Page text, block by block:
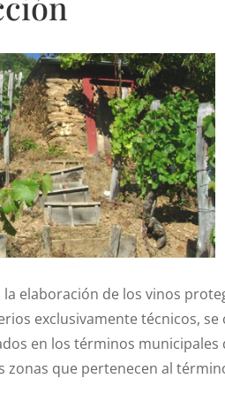
elaboración de los vinos
exclusivamente técnicos,
en los términos municipales
zonas que pertenecen al